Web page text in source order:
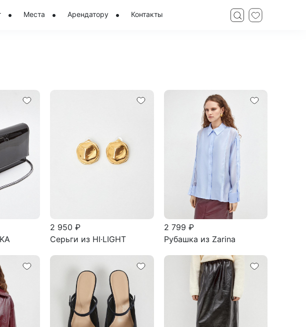
Места Арендатору Контакты
2 950 ₽
Серьги из HI·LIGHT
2 799 ₽
Рубашка из Zarina